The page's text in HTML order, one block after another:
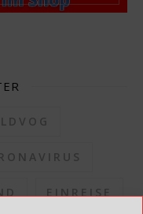
EINREISE